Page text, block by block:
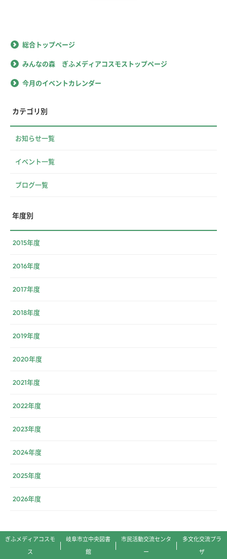
総合トップページ
みんなの森 ぎふメディアコスモストップページ
今月のイベントカレンダー
カテゴリ別
お知らせ一覧
イベント一覧
ブログ一覧
年度別
2015年度
2016年度
2017年度
2018年度
2019年度
2020年度
2021年度
2022年度
2023年度
2024年度
2025年度
2026年度
ぎふメディアコスモ
ス
岐阜市立中央図書
館
市民活動交流センタ
ー
多文化交流プラ
ザ